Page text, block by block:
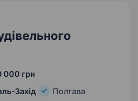
000 грн
Захід
Полтава